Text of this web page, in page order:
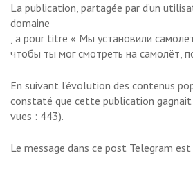
La publication, partagée par d’un
domaine
, a pour titre « Мы установили
чтобы ты мог смотреть на самолёт,
En suivant l’évolution des contenus
constaté que cette publication gagnait
vues : 443).
Le message dans ce post Telegram est